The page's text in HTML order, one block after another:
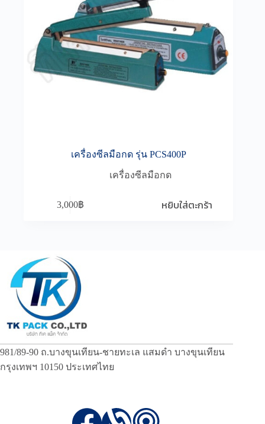
เครื่องซีลมือกด รุ่น PCS400P
เครื่องซีลมือกด
3,000฿ หยิบใส่ตะกร้า
981/89-90 ถ.บางขุนเทียน-ชายทะเล แสมดำ บางขุนเทียน
กรุงเทพฯ 10150 ประเทศไทย